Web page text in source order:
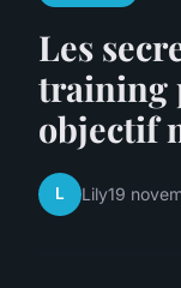
Les
training
objectif
L Lily19